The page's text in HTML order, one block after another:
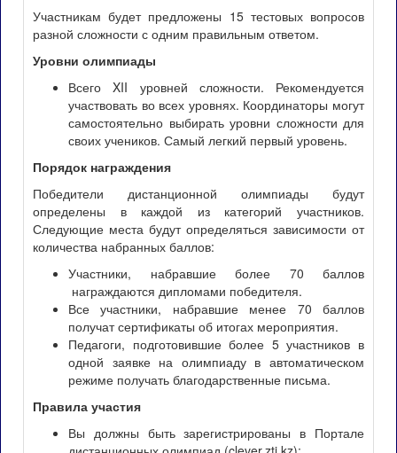
Участникам будет предложены 15 тестовых вопросов
разной сложности с одним правильным ответом.
Уровни олимпиады
Всего XII уровней сложности. Рекомендуется
участвовать во всех уровнях. Координаторы могут
самостоятельно выбирать уровни сложности для
своих учеников. Самый легкий первый уровень.
Порядок награждения
Победители дистанционной олимпиады будут
определены в каждой из категорий участников.
Следующие места будут определяться зависимости от
количества набранных баллов:
Участники, набравшие более 70 баллов
награждаются дипломами победителя.
Все участники, набравшие менее 70 баллов
получат сертификаты об итогах мероприятия.
Педагоги, подготовившие более 5 участников в
одной заявке на олимпиаду в автоматическом
режиме получать благодарственные письма.
Правила участия
Вы должны быть зарегистрированы в Портале